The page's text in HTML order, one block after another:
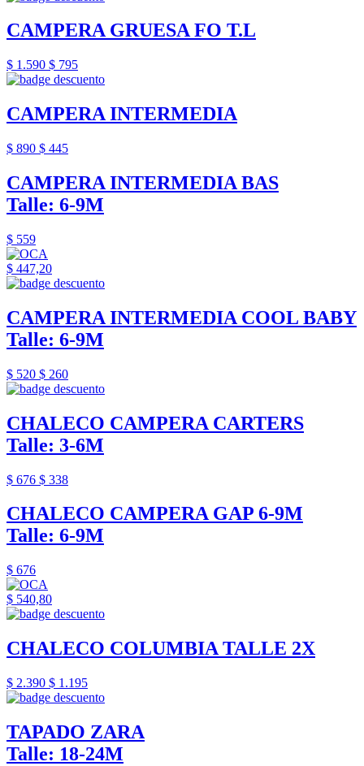
CAMPERA GRUESA FO T.L
$ 1.590 $ 795
CAMPERA INTERMEDIA
$ 890 $ 445
CAMPERA INTERMEDIA BAS
Talle: 6-9M
$ 559
$ 447,20
CAMPERA INTERMEDIA COOL BABY
Talle: 6-9M
$ 520 $ 260
CHALECO CAMPERA CARTERS
Talle: 3-6M
$ 676 $ 338
CHALECO CAMPERA GAP 6-9M
Talle: 6-9M
$ 676
$ 540,80
CHALECO COLUMBIA TALLE 2X
$ 2.390 $ 1.195
TAPADO ZARA
Talle: 18-24M